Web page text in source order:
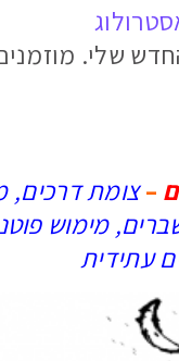
שלי.
–צומת דרכים,
מימוש
עתידית